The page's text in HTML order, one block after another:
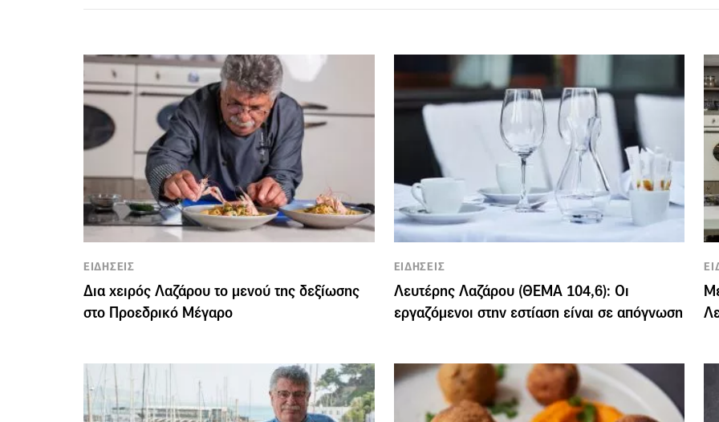
ΕΙΔΗΣΕΙΣ
Δια χειρός Λαζάρου το μενού της δεξίωσης
στο Προεδρικό Μέγαρο
ΕΙΔΗΣΕΙΣ
Λευτέρης Λαζάρου (ΘΕΜΑ 104,6): Οι
εργαζόμενοι στην εστίαση είναι σε απόγνωση